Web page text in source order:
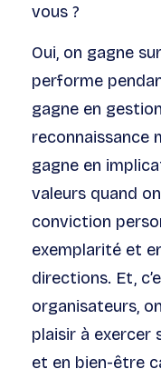
vous ?
Oui, on gagne
performe
gagne en
reconnaissance
gagne en
valeurs quand
conviction
exemplarité et
directions. Et,
organisateurs,
plaisir à exercer
et en bien-être